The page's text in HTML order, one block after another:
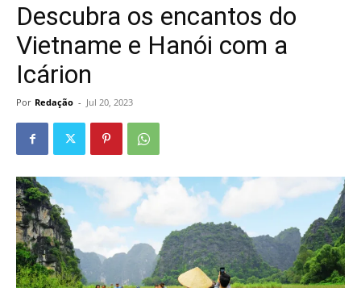
Descubra os encantos do
Vietname e Hanói com a
Icárion
Por Redação - Jul 20, 2023